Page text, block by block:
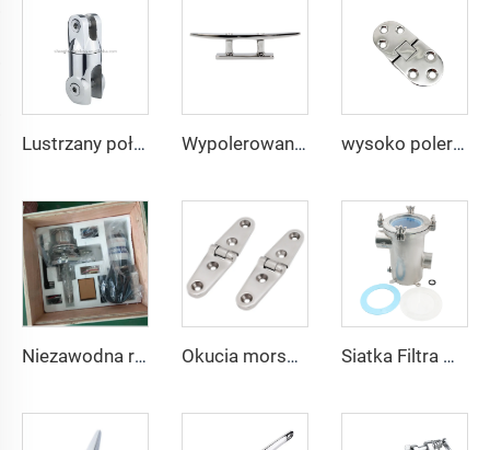
Lustrzany połyskujący łącznik do jachtów, części ze stali nierdzewnej 316, podwójny łącznik obrotowy do kotwicy 6 mm – 8 mm dla łodzi Wypolerowana stal nierdzewna 316, wpuszczalny bollard masztowy 6", klamra, okucia morskie, akcesoria, klamra do cumowania łodzi dla przystani pokładowej wysoko polerowany zawias odlewniczy ze stali nierdzewnej 316, okucia morskie do łodzi
Niezawodna ręczna wciągarka do łodzi 800 lbs, wciągarka ręczna z liną, ręczna wciągarka kotwiczna Okucia morskie, akcesoria do łodzi, odlewniczy zawias taśmowy 4" x 1" ze stali nierdzewnej 316 klasy morskiej Siatka Filtra Na Surową Wodę Ze Stali Nierdzewnej 2205 Artykuły Okrętowe Do Wody Morskiej i Łodzi